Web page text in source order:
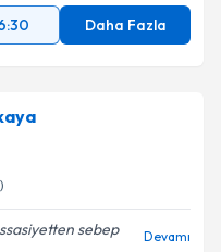
Daha Fazla
sebep
Devamı